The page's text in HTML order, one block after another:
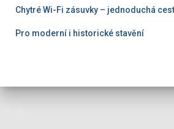
Chytré Wi-Fi zásuvky – jednoduchá
Pro moderní i historické stavění